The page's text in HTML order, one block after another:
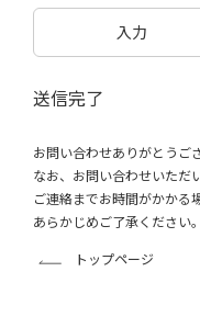
入力
送信完了
お問い合わせありがとうご
なお、お問い合わせいただ
ご連絡までお時間がかかる
あらかじめご了承ください。
トップページ